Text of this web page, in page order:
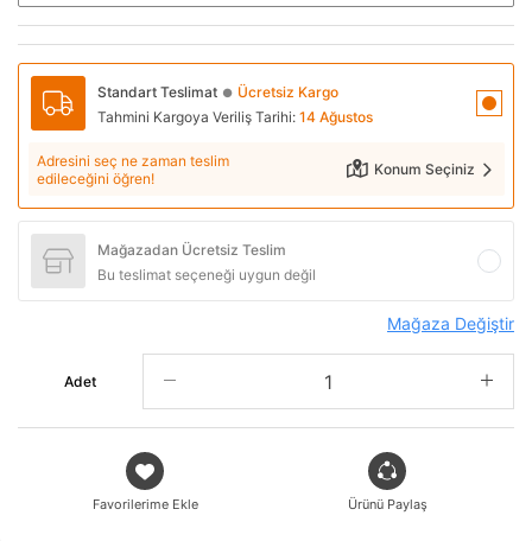
Standart Teslimat ● Ücretsiz Kargo
Tahmini Kargoya Veriliş Tarihi: 14 Ağustos
Adresini seç ne zaman teslim
edileceğini öğren!
Konum Seçiniz
Mağazadan Ücretsiz Teslim
Bu teslimat seçeneği uygun değil
Mağaza Değiştir
Adet
Favorilerime Ekle Ürünü Paylaş